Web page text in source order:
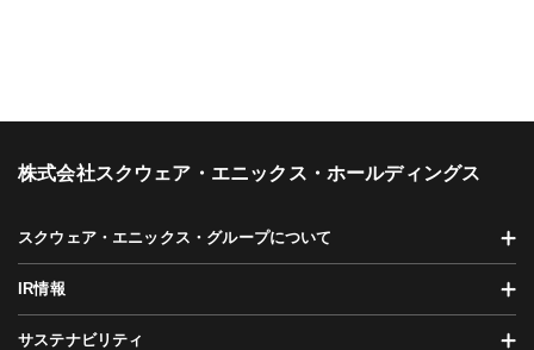
株式会社スクウェア・エニックス・ホールディングス
スクウェア・エニックス・グループについて
IR情報
サステナビリティ